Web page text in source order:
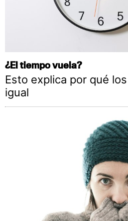
¿El tiempo vuela?
Esto explica por qué
igual